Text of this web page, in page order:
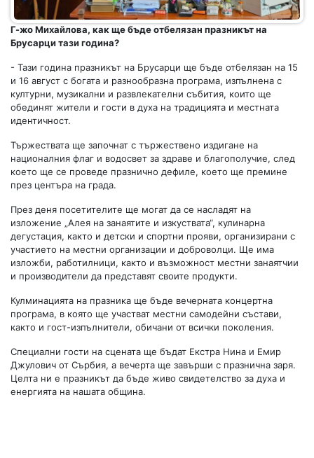
Г-жо Михайлова, как ще бъде отбелязан празникът на
Брусарци тази година?
- Тази година празникът на Брусарци ще бъде отбелязан на 15
и 16 август с богата и разнообразна програма, изпълнена с
културни, музикални и развлекателни събития, които ще
обединят жители и гости в духа на традицията и местната
идентичност.
Тържествата ще започнат с тържествено издигане на
националния флаг и водосвет за здраве и благополучие, след
което ще се проведе празнично дефиле, което ще премине
през центъра на града.
През деня посетителите ще могат да се насладят на
изложение „Алея на занаятите и изкуствата“, кулинарна
дегустация, както и детски и спортни прояви, организирани с
участието на местни организации и доброволци. Ще има
изложби, работилници, както и възможност местни занаятчии
и производители да представят своите продукти.
Кулминацията на празника ще бъде вечерната концертна
програма, в която ще участват местни самодейни състави,
както и гост-изпълнители, обичани от всички поколения.
Специални гости на сцената ще бъдат Екстра Нина и Емир
Джулович от Сърбия, а вечерта ще завърши с празнична заря.
Целта ни е празникът да бъде живо свидетелство за духа и
енергията на нашата община.